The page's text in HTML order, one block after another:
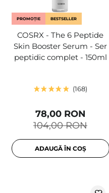
PROMOȚIE BESTSELLER
COSRX - The 6 Peptide
Skin Booster Serum - Ser
peptidic complet - 150ml
168
104,00 RON
78,00 RON
ADAUGĂ ÎN COȘ